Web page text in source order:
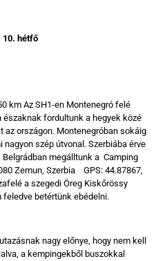
10. hétfő
km Az SH1-en Montenegró felé
fordultunk a hegyek közé
az országon. Montenegróban sokáig
szép útvonal. Szerbiába érve
megálltunk a Camping
Zemun, Szerbia GPS: 44.87867,
a szegedi Öreg Kiskőrössy
feledve betértünk ebédelni.
nagy előnye, hogy nem kell
a kempingekből buszokkal